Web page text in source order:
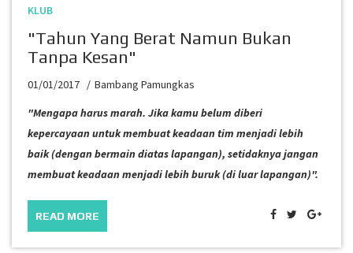
KLUB
"Tahun Yang Berat Namun Bukan
Tanpa Kesan"
01/01/2017
Bambang Pamungkas
"Mengapa harus marah. Jika kamu belum diberi
kepercayaan untuk membuat keadaan tim menjadi lebih
baik (dengan bermain diatas lapangan), setidaknya jangan
membuat keadaan menjadi lebih buruk (di luar lapangan)".
READ MORE